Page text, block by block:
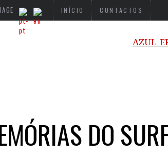
INÍCIO CONTACTOS
DO